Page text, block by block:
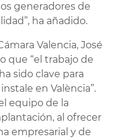
generadores de
ha añadido.
Valencia, José
que “el trabajo de
sido clave para
en València”.
equipo de la
al ofrecer
empresarial y de